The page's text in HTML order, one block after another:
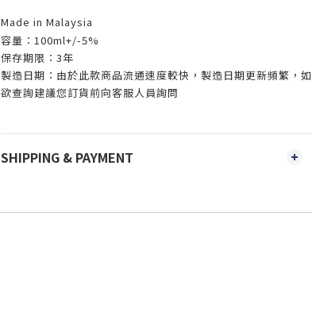
Made in Malaysia
容量：100ml+/-5%
保存期限：3年
製造日期：由於此款商品流通速度較快，製造日期更新頻繁，如
欲查詢建議您訂貨前向客服人員詢問
SHIPPING & PAYMENT